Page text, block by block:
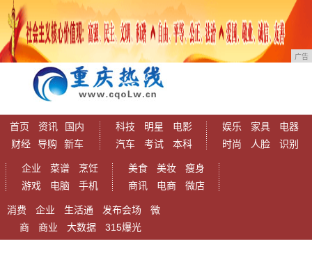
广告
首页 资讯
国内
财经
导购 新车
科技 明星
电影
汽车
考试 本科
娱乐 家具
电器
时尚
人脸 识别
企业 菜谱
烹饪
游戏
电脑 手机
美食 美妆
瘦身
商讯
电商 微店
消费 企业 生活通 发布会场
微
商
商业 大数据 315爆光